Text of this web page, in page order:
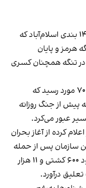
با گذشت دو هفته از امضای تفاهم‌نامه ۱۴ بندی اسلام‌آباد که
هرمز و پایان
در تنگه همچنان کسری
شمار تردد شناورها در سوم تیر به حدود ۷۰ مورد رسید که
پیش از جنگ روزانه
کرده از آغاز بحران
و این سازمان پس از حمله
به کشتی سنگاپوری، عملیات تخلیه حدود ۶۰۰ کشتی و ۱۱ هزار
درآورد.